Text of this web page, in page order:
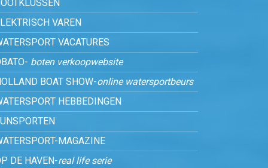
VAREN
VACATURES
boten verkoopwebsite
BOAT SHOW-online watersportbeurs
HEBBEDINGEN
MAGAZINE
DE HAVEN-real life serie